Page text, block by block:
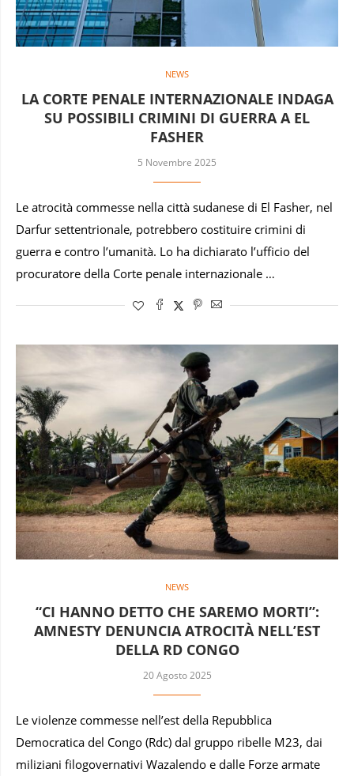
NEWS
LA CORTE PENALE INTERNAZIONALE INDAGA
SU POSSIBILI CRIMINI DI GUERRA A EL
FASHER
5 Novembre 2025
Le atrocità commesse nella città sudanese di El Fasher, nel
Darfur settentrionale, potrebbero costituire crimini di
guerra e contro l’umanità. Lo ha dichiarato l’ufficio del
procuratore della Corte penale internazionale …
NEWS
“CI HANNO DETTO CHE SAREMO MORTI”:
AMNESTY DENUNCIA ATROCITÀ NELL’EST
DELLA RD CONGO
20 Agosto 2025
Le violenze commesse nell’est della Repubblica
Democratica del Congo (Rdc) dal gruppo ribelle M23, dai
miliziani filogovernativi Wazalendo e dalle Forze armate